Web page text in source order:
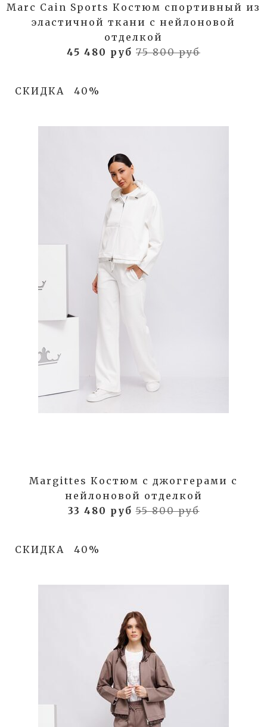
Marc Cain Sports Костюм спортивный из
эластичной ткани с нейлоновой
отделкой
45 480 руб 75 800 руб
СКИДКА 40%
Margittes Костюм с джоггерами с
нейлоновой отделкой
33 480 руб55 800 руб
СКИДКА 40%